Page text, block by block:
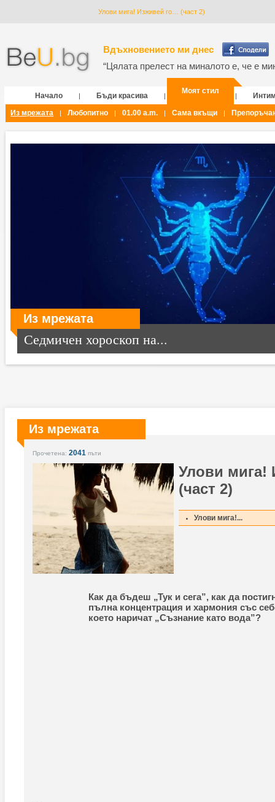
Улови мига! Изживей го… (част 2)
Вдъхновението ми днес
“Цялата прелест на миналото е, че е
Начало | Бъди красива |
Моят стил
|
Из мрежата
| Любопитно | 01.00 a.m. | Сама вкъщи |
Из мрежата
Седмичен хороскоп на...
Из мрежата
Прочетена: 2041 пъти
Улови мига!
(част 2)
Улови мига!...
Как да бъдеш „Тук и сега”, как да
пълна концентрация и хармония със
което наричат „Съзнание като вода”?